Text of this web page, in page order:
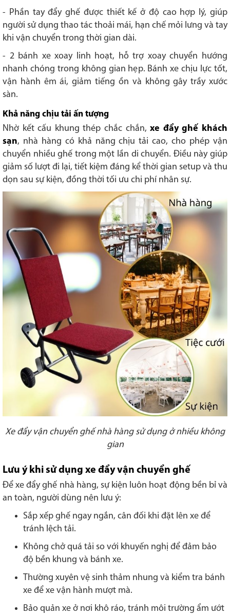
- Phần tay đẩy ghế được thiết kế ở độ cao hợp lý, giúp
người sử dụng thao tác thoải mái, hạn chế mỏi lưng và tay
khi vận chuyển trong thời gian dài.
- 2 bánh xe xoay linh hoạt, hỗ trợ xoay chuyển hướng
nhanh chóng trong không gian hẹp. Bánh xe chịu lực tốt,
vận hành êm ái, giảm tiếng ồn và không gây trầy xước
sàn.
Khả năng chịu tải ấn tượng
Nhờ kết cấu khung thép chắc chắn,xe đẩy ghế khách
sạn, nhà hàng có khả năng chịu tải cao, cho phép vận
chuyển nhiều ghế trong một lần di chuyển. Điều này giúp
giảm số lượt đi lại, tiết kiệm đáng kể thời gian setup và thu
dọn sau sự kiện, đồng thời tối ưu chi phí nhân sự.
Xe đẩy vận chuyển ghế nhà hàng sử dụng ở nhiều không
gian
Lưu ý khi sử dụng xe đẩy vận chuyển ghế
Để xe đẩy ghế nhà hàng, sự kiện luôn hoạt động bền bỉ và
an toàn, người dùng nên lưu ý:
Sắp xếp ghế ngay ngắn, cân đối khi đặt lên xe để
tránh lệch tải.
Không chở quá tải so với khuyến nghị để đảm bảo
độ bền khung và bánh xe.
Thường xuyên vệ sinh thảm nhung và kiểm tra bánh
xe để xe vận hành mượt mà.
Bảo quản xe ở nơi khô ráo, tránh môi trường ẩm ướt